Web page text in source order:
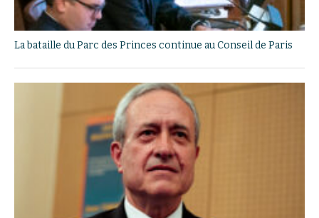
La bataille du Parc des Princes continue au Conseil de Paris